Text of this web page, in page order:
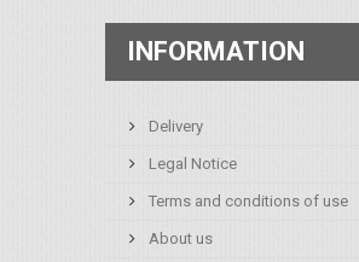
INFORMATION
Delivery
Legal Notice
Terms and conditions of use
About us